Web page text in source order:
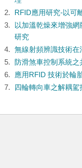
2.
RFID應用研究-以可
3.
以加溫乾燥來增強
研究
4.
無線射頻辨識技術在
5.
防滑煞車控制系統
6.
應用RFID 技術於輪
7.
四輪轉向車之解耦駕